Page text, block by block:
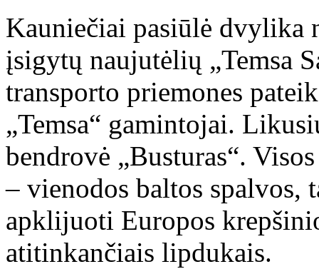
Kauniečiai pasiūlė dvylika
įsigytų naujutėlių „Temsa
transporto priemones
„Temsa“ gamintojai.
bendrovė „Busturas“.
– vienodos baltos spalvos,
apklijuoti Europos
atitinkančiais lipdukais.